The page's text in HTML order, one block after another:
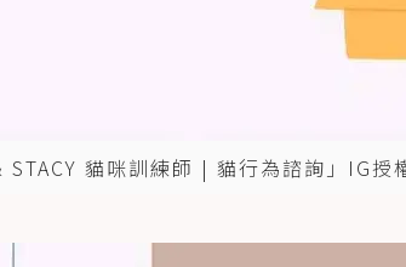
STACY 貓咪訓練師 | 貓行為諮詢」IG授